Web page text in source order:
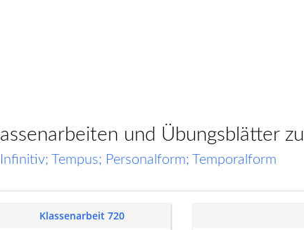
Klassenarbeiten und Übungsblätter zu
Infinitiv; Tempus; Personalform; Temporalform
Klassenarbeit 720